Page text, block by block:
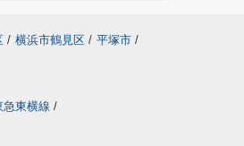
/ 横浜市鶴見区 / 平塚市 /
急東横線 /